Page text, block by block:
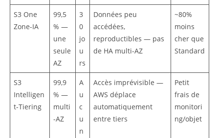
S3 One
Zone-IA
99,5
% —
une
seule
AZ
3
0
jo
u
rs
Données peu
accédées,
reproductibles — pas
de HA multi-AZ
~80%
moins
cher que
Standard
S3
Intelligen
t-Tiering
99,9
% —
multi
-AZ
A
u
c
u
n
Accès imprévisible —
AWS déplace
automatiquement
entre tiers
Petit
frais de
monitori
ng/objet